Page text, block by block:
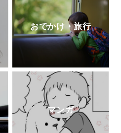
おでかけ・旅行
マンガ